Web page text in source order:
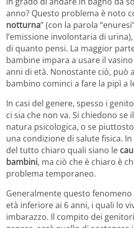
anno? Questo problema è noto
notturna” (con la parola
l’emissione involontaria di
di quanto pensi. La maggior
bambine impara a usare il
anni di età. Nonostante ciò, può
bambino cominci a fare la pipì a
In casi del genere, spesso i
ci sia che non va. Si chiedono se
natura psicologica, o se
una condizione di salute fisica.
del tutto chiaro quali siano le
bambini, ma ciò che è chiaro è
problema temporaneo.
Generalmente questo
età inferiore ai 6 anni, i quali lo
imbarazzo. Il compito dei